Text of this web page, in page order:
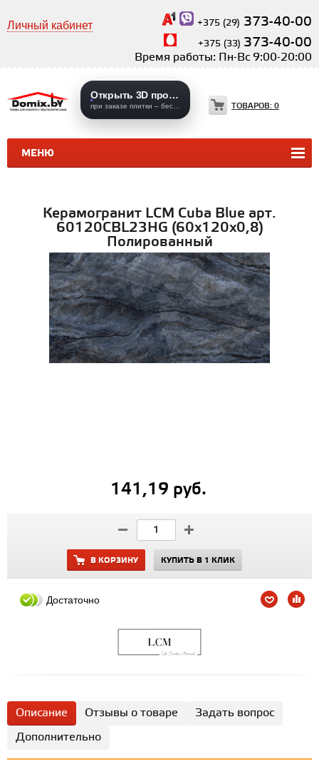
Личный кабинет +375 (29) 373-40-00
+375 (33) 373-40-00
Время работы: Пн-Вс 9:00-20:00
МЕНЮ
Открыть 3D проекты
ТОВАРОВ: 0
КЕРАМИЧЕСКАЯ ПЛИТКА
Керамогранит LCM Cuba Blue арт.
60120CBL23HG (60x120x0,8)
Полированный
141,19 руб.
В КОРЗИНУ КУПИТЬ В 1 КЛИК
Достаточно
Описание Отзывы о товаре
Задать вопрос
Дополнительно